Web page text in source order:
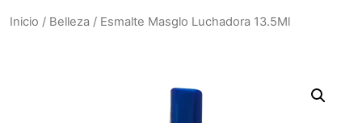
Inicio / Belleza / Esmalte Masglo Luchadora 13.5Ml